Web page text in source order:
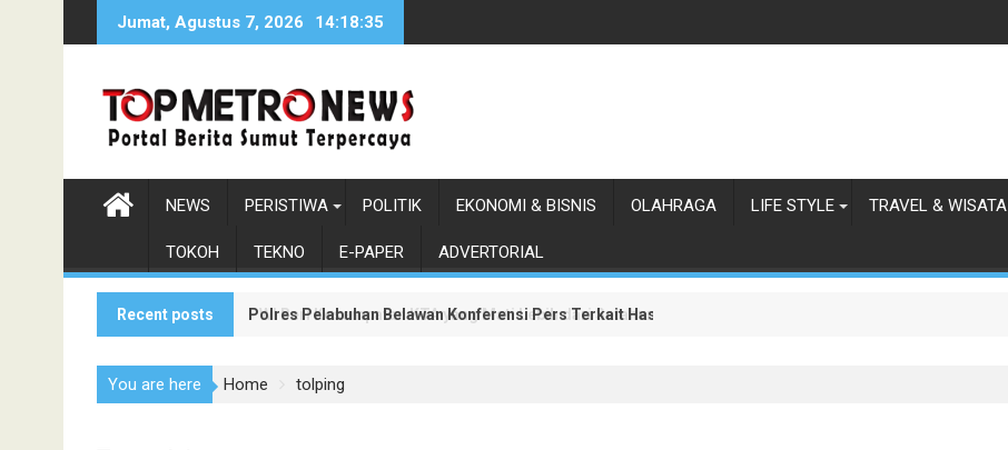
Jumat, Agustus 7, 2026 14:18:36
NEWS PERISTIWA POLITIK EKONOMI & BISNIS OLAHRAGA LIFE STYLE TRAVEL & WISATA
TOKOH TEKNO E-PAPER ADVERTORIAL
Recent posts Polres Pelabuhan Belawan Konferensi Pers Terkait Hasil Pengungkapan Kasus ke Publik
PWI Beri Kesempatan KTA yang Mati Lebih dari Setahun Diaktifkan Kembali
You are here Home tolping